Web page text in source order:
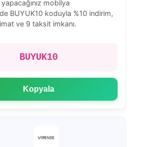
mobilya
BUYUK10 koduyla %10 indirim,
ve 9 taksit imkanı.
BUYUK10
Kopyala